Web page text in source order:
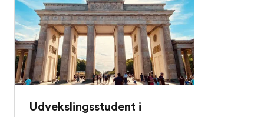
Udvekslingsstudent i